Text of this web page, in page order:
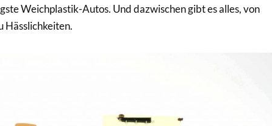
Weichplastik-Autos. Und dazwischen gibt es alles, von
Hässlichkeiten.